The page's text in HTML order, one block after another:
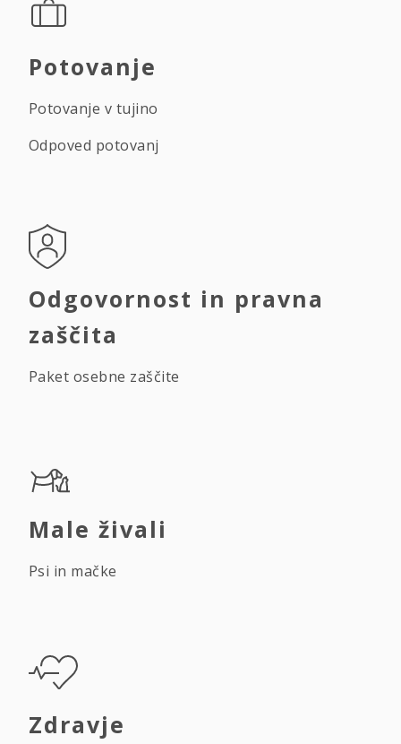
Potovanje
Potovanje v tujino
Odpoved potovanj
Odgovornost in pravna
zaščita
Paket osebne zaščite
Male živali
Psi in mačke
Zdravje